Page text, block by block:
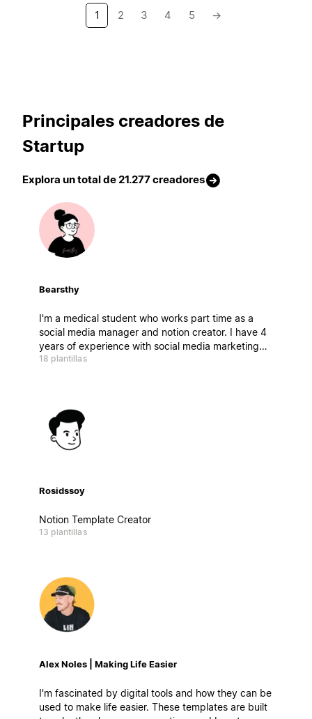
1 2 3 4 5 →
Principales creadores de
Startup
Explora un total de 21.277 creadores
Bearsthy
I'm a medical student who works part time as a
social media manager and notion creator. I have 4
years of experience with social media marketing
and my main aim is to help people stay productive
18 plantillas
Rosidssoy
Notion Template Creator
13 plantillas
Alex Noles | Making Life Easier
I'm fascinated by digital tools and how they can be
used to make life easier. These templates are built